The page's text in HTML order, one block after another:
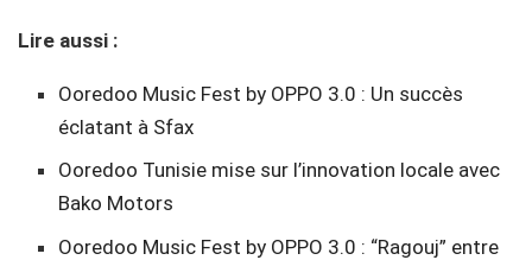
Lire aussi :
Ooredoo Music Fest by OPPO 3.0 : Un succès
éclatant à Sfax
Ooredoo Tunisie mise sur l’innovation locale avec
Bako Motors
Ooredoo Music Fest by OPPO 3.0 : “Ragouj” entre